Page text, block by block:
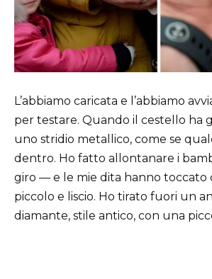
L’abbiamo caricata e l’abbiamo
per testare. Quando il cestello ha
uno stridio metallico, come se
dentro. Ho fatto allontanare i
giro — e le mie dita hanno toccato
piccolo e liscio. Ho tirato fuori un
diamante, stile antico, con una